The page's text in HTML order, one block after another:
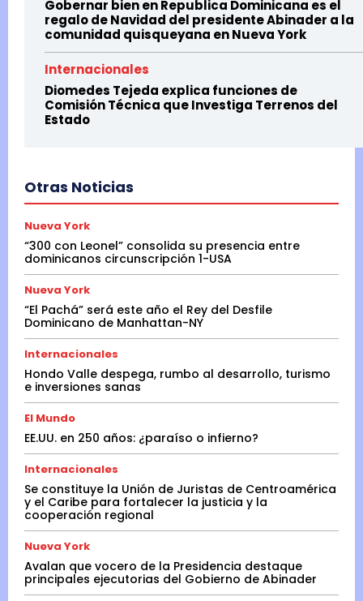
Gobernar bien en Republica Dominicana es el
regalo de Navidad del presidente Abinader a la
comunidad quisqueyana en Nueva York
Internacionales
Diomedes Tejeda explica funciones de
Comisión Técnica que Investiga Terrenos del
Estado
Otras Noticias
Nueva York
“300 con Leonel” consolida su presencia entre
dominicanos circunscripción 1-USA
Nueva York
“El Pachá” será este año el Rey del Desfile
Dominicano de Manhattan-NY
Internacionales
Hondo Valle despega, rumbo al desarrollo, turismo
e inversiones sanas
El Mundo
EE.UU. en 250 años: ¿paraíso o infierno?
Internacionales
Se constituye la Unión de Juristas de Centroamérica
y el Caribe para fortalecer la justicia y la
cooperación regional
Nueva York
Avalan que vocero de la Presidencia destaque
principales ejecutorias del Gobierno de Abinader